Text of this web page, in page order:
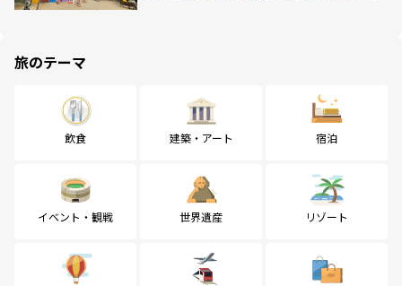
旅のテーマ
飲食 建築・アート 宿泊
イベント・観戦 世界遺産 リゾート